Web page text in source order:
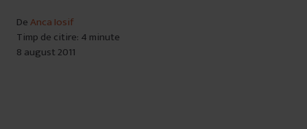
DeAnca Iosif
Timp de citire: 4 minute
8 august 2011